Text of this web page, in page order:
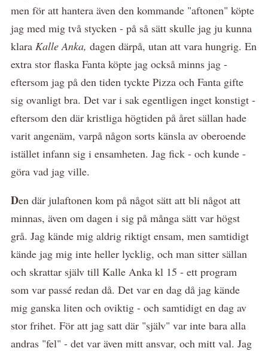
men för att hantera även den kommande "aftonen" köpte
jag med mig två stycken - på så sätt skulle jag ju kunna
klara Kalle Anka, dagen därpå, utan att vara hungrig. En
extra stor flaska Fanta köpte jag också minns jag -
eftersom jag på den tiden tyckte Pizza och Fanta gifte
sig ovanligt bra. Det var i sak egentligen inget konstigt -
eftersom den där kristliga högtiden på året sällan hade
varit angenäm, varpå någon sorts känsla av oberoende
istället infann sig i ensamheten. Jag fick - och kunde -
göra vad jag ville.
Den där julaftonen kom på något sätt att bli något att
minnas, även om dagen i sig på många sätt var högst
grå. Jag kände mig aldrig riktigt ensam, men samtidigt
kände jag mig inte heller lycklig, och man sitter sällan
och skrattar själv till Kalle Anka kl 15 - ett program
som var passé redan då. Det var en dag då jag kände
mig ganska liten och oviktig - och samtidigt en dag av
stor frihet. För att jag satt där "själv" var inte bara alla
andras "fel" - det var även mitt ansvar, och mitt val. Jag